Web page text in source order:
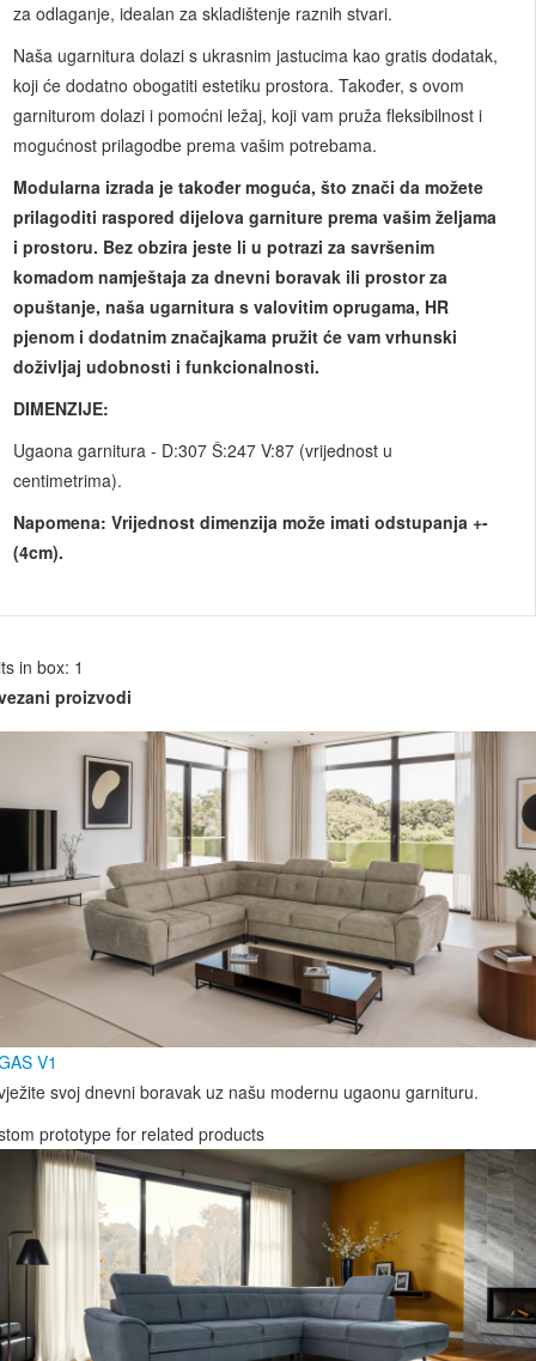
za odlaganje, idealan za skladištenje raznih stvari.
Naša ugarnitura dolazi s ukrasnim jastucima kao gratis dodatak,
koji će dodatno obogatiti estetiku prostora. Također, s ovom
garniturom dolazi i pomoćni ležaj, koji vam pruža fleksibilnost i
mogućnost prilagodbe prema vašim potrebama.
Modularna izrada je također moguća, što znači da možete
prilagoditi raspored dijelova garniture prema vašim željama
i prostoru. Bez obzira jeste li u potrazi za savršenim
komadom namještaja za dnevni boravak ili prostor za
opuštanje, naša ugarnitura s valovitim oprugama, HR
pjenom i dodatnim značajkama pružit će vam vrhunski
doživljaj udobnosti i funkcionalnosti.
DIMENZIJE:
Ugaona garnitura - D:307 Š:247 V:87 (vrijednost u
centimetrima).
Napomena: Vrijednost dimenzija može imati odstupanja +-
(4cm).
in box: 1
proizvodi
V1
svoj dnevni boravak uz našu modernu ugaonu garnituru.
prototype for related products